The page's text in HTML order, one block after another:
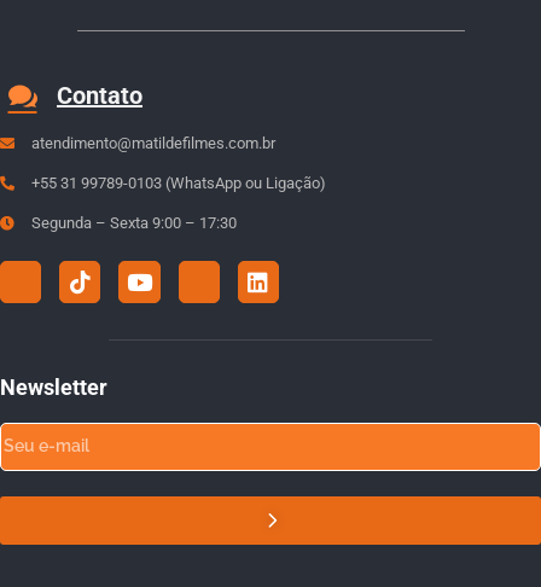
Contato
atendimento@matildefilmes.com.br
+55 31 99789-0103 (WhatsApp ou Ligação)
Segunda – Sexta 9:00 – 17:30
Newsletter